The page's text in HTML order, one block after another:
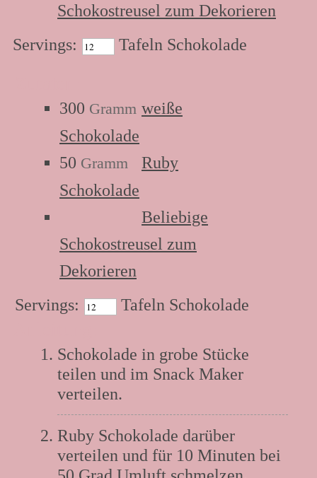
Schokostreusel zum Dekorieren
Servings:
Tafeln Schokolade
300 Gramm weiße
Schokolade
50 Gramm
Ruby
Schokolade
Beliebige
Schokostreusel zum
Dekorieren
Servings:
Tafeln Schokolade
Schokolade in grobe Stücke
teilen und im Snack Maker
verteilen.
Ruby Schokolade darüber
verteilen und für 10 Minuten bei